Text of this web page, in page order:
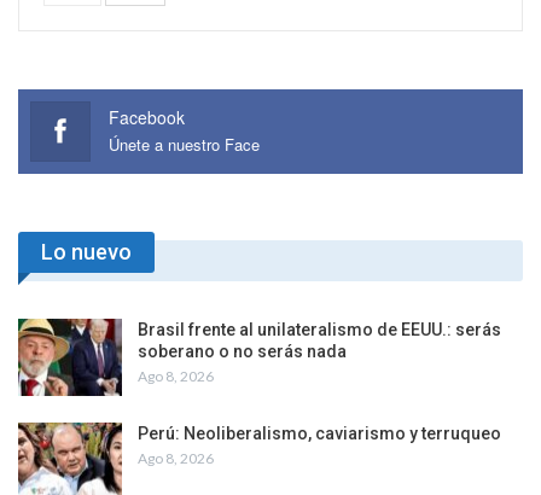
Facebook
Únete a nuestro Face
Lo nuevo
Brasil frente al unilateralismo de EEUU.: serás
soberano o no serás nada
Ago 8, 2026
Perú: Neoliberalismo, caviarismo y terruqueo
Ago 8, 2026